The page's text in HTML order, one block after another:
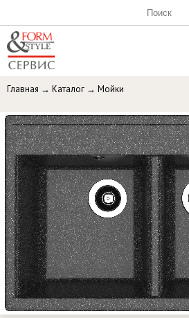
Главная → Каталог → Мойки